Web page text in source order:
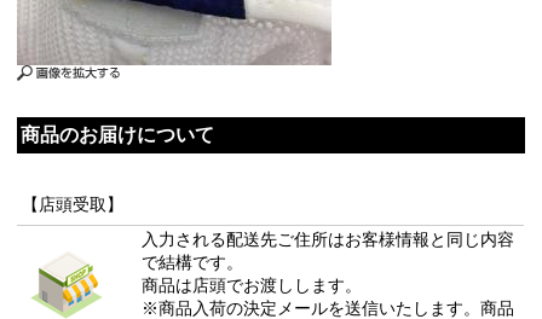
商品のお届けについて
【店頭受取】
入力される配送先ご住所はお客様情報と同じ内容
で結構です。
商品は店頭でお渡しします。
※商品入荷の決定メールを送信いたします。商品